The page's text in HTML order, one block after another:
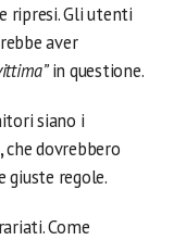
ripresi. Gli utenti
aver
in questione.
siano i
che dovrebbero
giuste regole.
Come